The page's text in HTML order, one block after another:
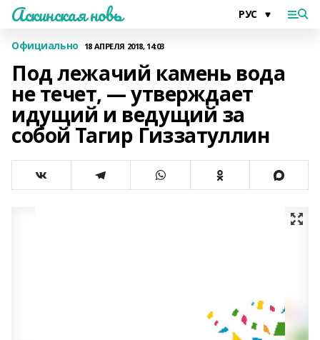
Аскинская новь
Официально 18 АПРЕЛЯ 2018, 14:03
Под лежачий камень вода
не течет, — утверждает
идущий и ведущий за
собой Тагир Гиззатуллин